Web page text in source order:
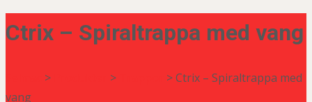
Ctrix – Spiraltrappa med vang
> > >Ctrix – Spiraltrappa med
vang